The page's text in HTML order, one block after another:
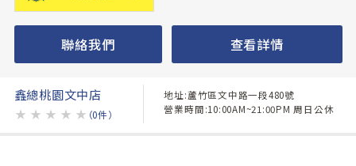
聯絡我們 查看詳情
鑫總桃園文中店
★ ★ ★ ★ ★ （0件）
地址:蘆竹區文中路一段480號
營業時間:10:00AM~21:00PM 周日公休